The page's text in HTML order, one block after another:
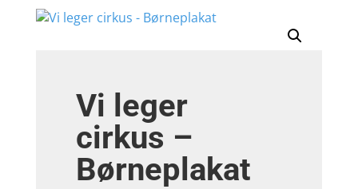
Vi leger
cirkus –
Børneplakat